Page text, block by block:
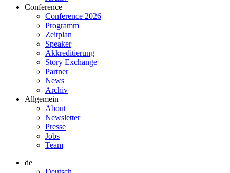
Conference
Conference 2026
Programm
Zeitplan
Speaker
Akkreditierung
Story Exchange
Partner
News
Archiv
Allgemein
About
Newsletter
Presse
Jobs
Team
de